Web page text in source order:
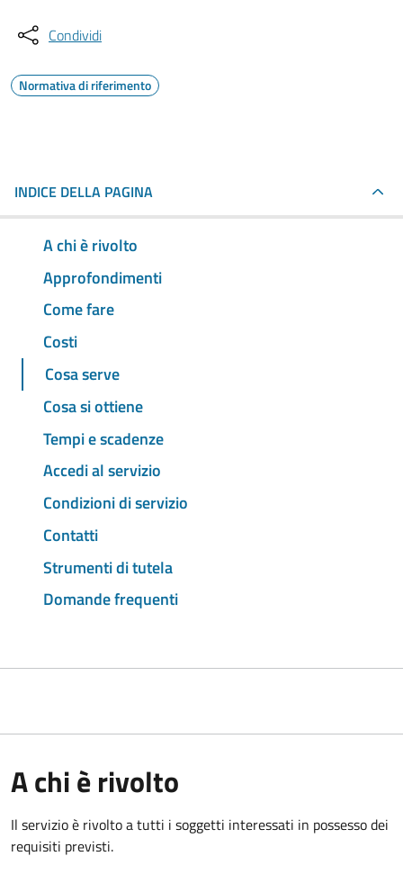
Condividi
Normativa di riferimento
INDICE DELLA PAGINA
A chi è rivolto
Approfondimenti
Come fare
Costi
Cosa serve
Cosa si ottiene
Tempi e scadenze
Accedi al servizio
Condizioni di servizio
Contatti
Strumenti di tutela
Domande frequenti
A chi è rivolto
Il servizio è rivolto a tutti i soggetti interessati in possesso dei
requisiti previsti.